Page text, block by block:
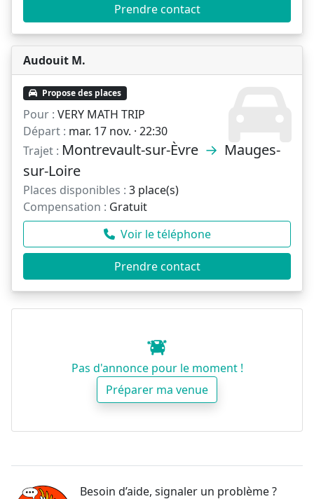
Prendre contact
Audouit M.
Propose des places
Pour : VERY MATH TRIP
Départ : mar. 17 nov. · 22:30
Trajet : Montrevault-sur-Èvre → Mauges-
sur-Loire
Places disponibles : 3 place(s)
Compensation : Gratuit
Voir le téléphone
Prendre contact
Pas d'annonce pour le moment !
Préparer ma venue
Besoin d’aide, signaler un problème ?